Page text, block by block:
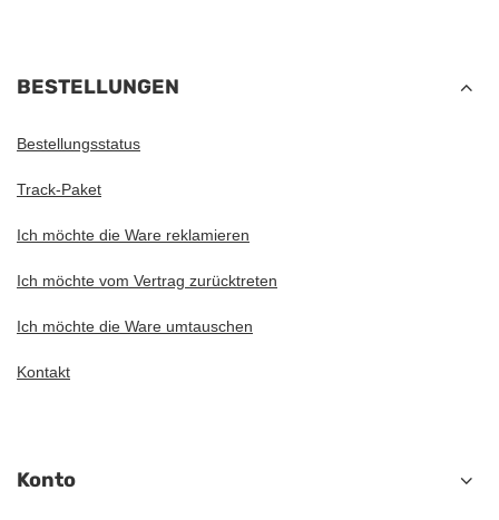
BESTELLUNGEN
Bestellungsstatus
Track-Paket
Ich möchte die Ware reklamieren
Ich möchte vom Vertrag zurücktreten
Ich möchte die Ware umtauschen
Kontakt
Konto